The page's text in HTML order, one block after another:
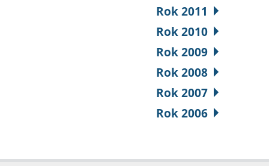
Rok 2011
Rok 2010
Rok 2009
Rok 2008
Rok 2007
Rok 2006